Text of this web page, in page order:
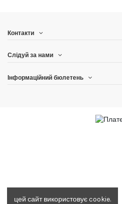
Контакти
Слідуй за нами
Інформаційний бюлетень
цей сайт використовує cookie.